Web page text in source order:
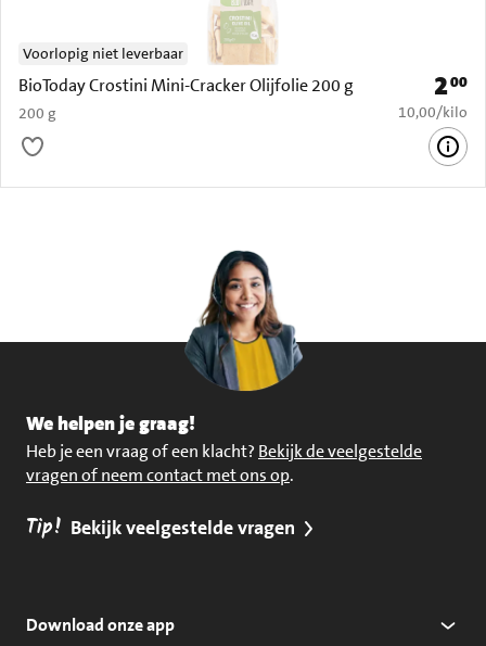
BioToday Crostini Mini-Cracker Olijfolie 200 g
200 g
Voorlopig niet leverbaar
Prijs:
200
€ 10,00 per
10,00/kilo
We helpen je graag!
Heb je een vraag of een klacht? Bekijk de veelgestelde
vragen of neem contact met ons op.
Tip! Bekijk veelgestelde vragen
Download onze app